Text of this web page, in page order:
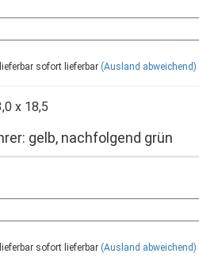
sofort lieferbar (Ausland abweichend)
x 18,5
gelb, nachfolgend grün
sofort lieferbar (Ausland abweichend)